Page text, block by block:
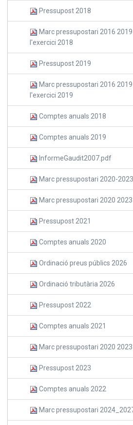
Pressupost 2018
Marc pressupostari 2016
l'exercici 2018
Pressupost 2019
Marc pressupostari 2016
l'exercici 2019
Comptes anuals 2018
Comptes anuals 2019
InformeGaudit2007.pdf
Marc pressupostari 2020-2023
Marc pressupostari 2020
Pressupost 2021
Comptes anuals 2020
Ordinació preus públics 2026
Ordinació tributària 2026
Pressupost 2022
Comptes anuals 2021
Marc pressupostari 2020
Pressupost 2023
Comptes anuals 2022
Marc pressupostari